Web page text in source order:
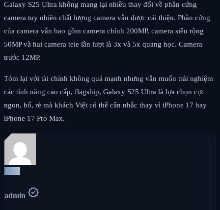
Galaxy S25 Ultra không mang lại nhiều thay đổi về phần cứng
camera tuy nhiên chất lượng camera vẫn được cải thiện. Phần cứng
của camera vẫn bao gồm camera chính 200MP, camera siêu rộng
50MP và hai camera tele lần lượt là 3x và 5x quang học. Camera
trước 12MP.
Tóm lại với tài chính không quá mạnh nhưng vẫn muốn trải nghiệm
các tính năng cao cấp, flagship, Galaxy S25 Ultra là lựa chọn cực
ngon, bổ, rẻ mà khách Việt có thể cân nhắc thay vì iPhone 17 hay
iPhone 17 Pro Max.
Auth
admin verified